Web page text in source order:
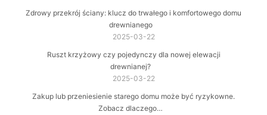
Zdrowy przekrój ściany: klucz do trwałego i komfortowego domu
drewnianego
2025-03-22
Ruszt krzyżowy czy pojedynczy dla nowej elewacji
drewnianej?
2025-03-22
Zakup lub przeniesienie starego domu może być ryzykowne.
Zobacz dlaczego…